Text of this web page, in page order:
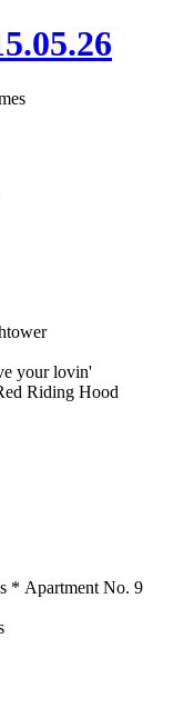
your lovin'
Riding Hood
* Apartment No. 9